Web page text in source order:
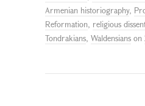
Armenian historiography,
Reformation, religious
Tondrakians, Waldensians on